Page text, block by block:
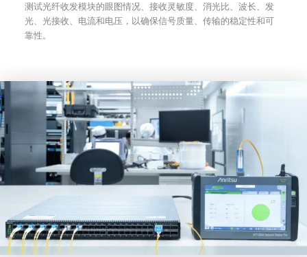
测试光纤收发模块的眼图情况、接收灵敏度、消光比、波长、发
光、光接收、电流和电压，以确保信号质量、传输的稳定性和可
靠性。